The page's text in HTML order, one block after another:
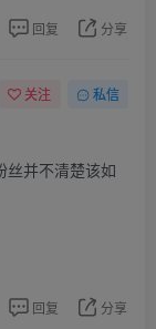
回复 分享
关注 私信
丝并不清楚该如
回复 分享